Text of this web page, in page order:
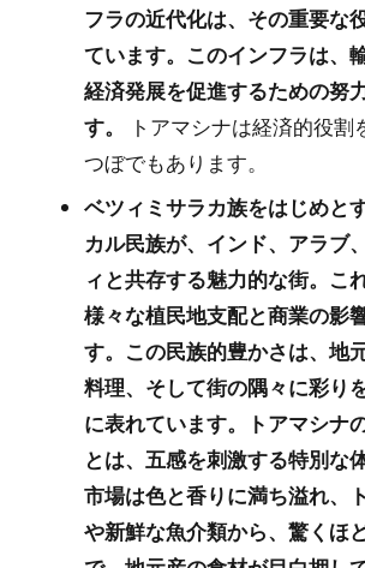
フラの近代化は、その重要な
ています。このインフラは、
経済発展を促進するための努
す。
トアマシナは経済的役割
つぼでもあります。
ベツィミサラカ族をはじめと
カル民族が、インド、アラブ
ィと共存する魅力的な街。こ
様々な植民地支配と商業の影
す。この民族的豊かさは、地
料理、そして街の隅々に彩り
に表れています。トアマシナ
とは、五感を刺激する特別な
市場は色と香りに満ち溢れ、
や新鮮な魚介類から、驚くほ